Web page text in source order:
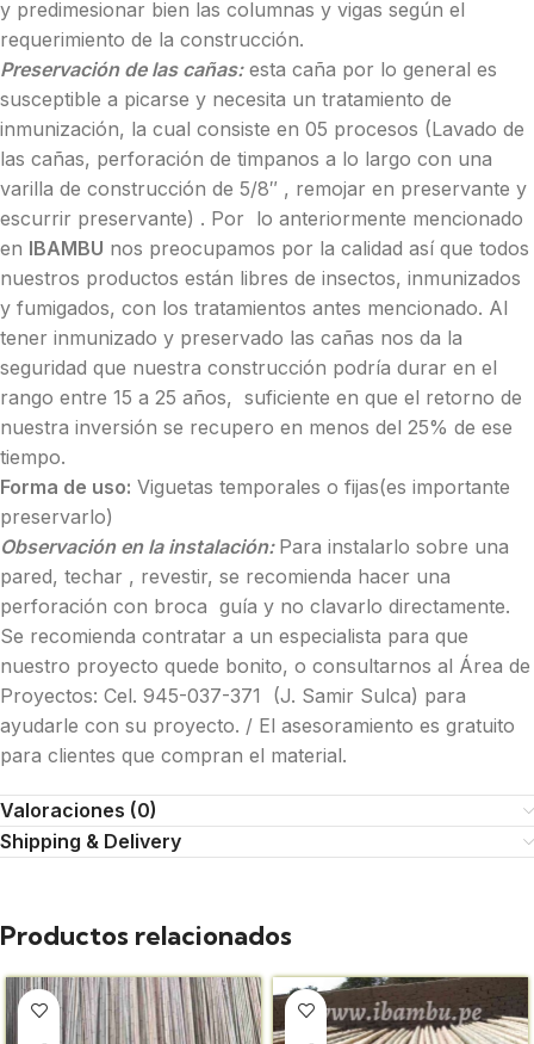
y predimesionar bien las columnas y vigas según el
requerimiento de la construcción.
Preservación de las cañas: esta caña por lo general es
susceptible a picarse y necesita un tratamiento de
inmunización, la cual consiste en 05 procesos (Lavado de
las cañas, perforación de timpanos a lo largo con una
varilla de construcción de 5/8″ , remojar en preservante y
escurrir preservante) . Por lo anteriormente mencionado
en IBAMBU nos preocupamos por la calidad así que todos
nuestros productos están libres de insectos, inmunizados
y fumigados, con los tratamientos antes mencionado. Al
tener inmunizado y preservado las cañas nos da la
seguridad que nuestra construcción podría durar en el
rango entre 15 a 25 años, suficiente en que el retorno de
nuestra inversión se recupero en menos del 25% de ese
tiempo.
Forma de uso: Viguetas temporales o fijas(es importante
preservarlo)
Observación en la instalación: Para instalarlo sobre una
pared, techar , revestir, se recomienda hacer una
perforación con broca guía y no clavarlo directamente.
Se recomienda contratar a un especialista para que
nuestro proyecto quede bonito, o consultarnos al Área de
Proyectos: Cel. 945-037-371 (J. Samir Sulca) para
ayudarle con su proyecto. / El asesoramiento es gratuito
para clientes que compran el material.
Valoraciones (0)
Shipping & Delivery
Productos relacionados